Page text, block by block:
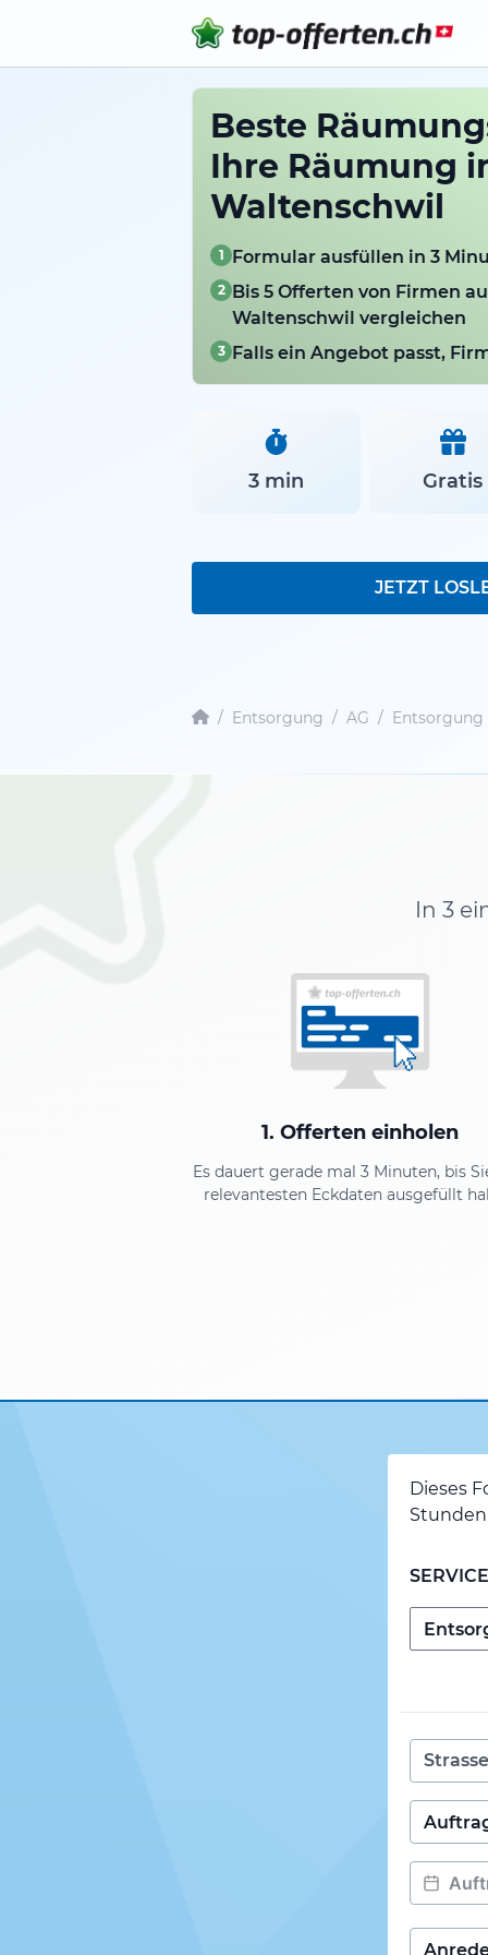
Beste
Ihre Räumung
Waltenschwil
1 Formular ausfüllen in 3
2 Bis 5 Offerten von Firmen
Waltenschwil vergleichen
3 Falls ein Angebot passt,
3 min Gratis
JETZT
/ Entsorgung / AG /
In 3
1. Offerten einholen
Es dauert gerade mal 3 Minuten, bis
relevantesten Eckdaten ausgefüllt
Dieses